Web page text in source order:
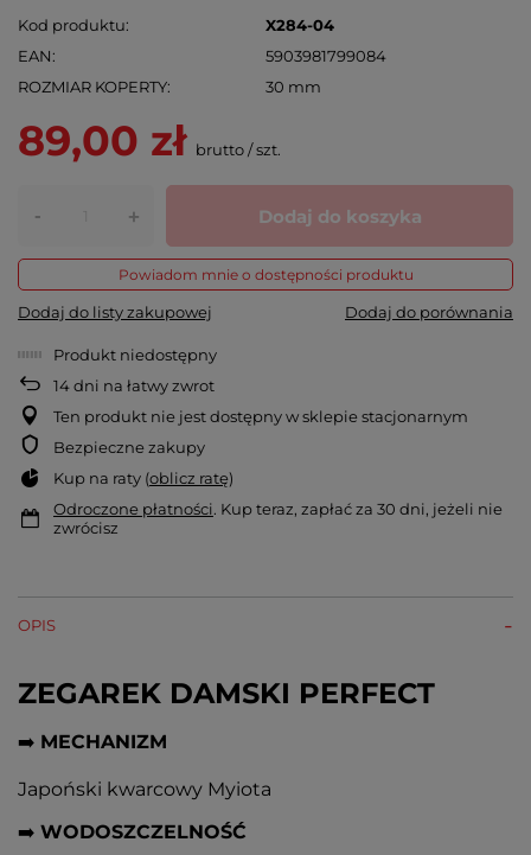
Kod produktu
X284-04
EAN
5903981799084
ROZMIAR KOPERTY
30 mm
89,00 zł brutto/szt.
- + Dodaj do koszyka
Powiadom mnie o dostępności produktu
Dodaj do listy zakupowej Dodaj do porównania
Produkt niedostępny
14dni na łatwy zwrot
Ten produkt nie jest dostępny w sklepie stacjonarnym
Bezpieczne zakupy
Kup na raty (oblicz ratę)
Odroczone płatności. Kup teraz, zapłać za 30 dni, jeżeli nie
zwrócisz
OPIS
ZEGAREK DAMSKI PERFECT
➡️ MECHANIZM
Japoński kwarcowy Myiota
➡️ WODOSZCZELNOŚĆ